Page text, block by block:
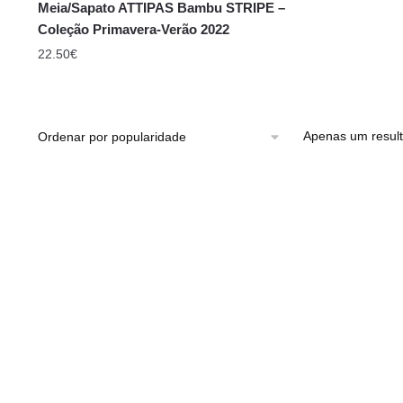
Meia/Sapato ATTIPAS Bambu STRIPE –
Coleção Primavera-Verão 2022
22.50€
Apenas um